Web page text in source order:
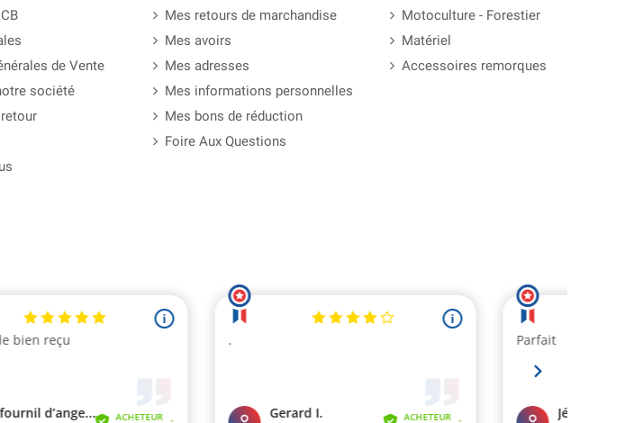
de Vente
société
Mes retours de marchandise
Mes avoirs
Mes adresses
Mes informations personnelles
Mes bons de réduction
Foire Aux Questions
Motoculture - Forestier
Matériel
Accessoires remorques